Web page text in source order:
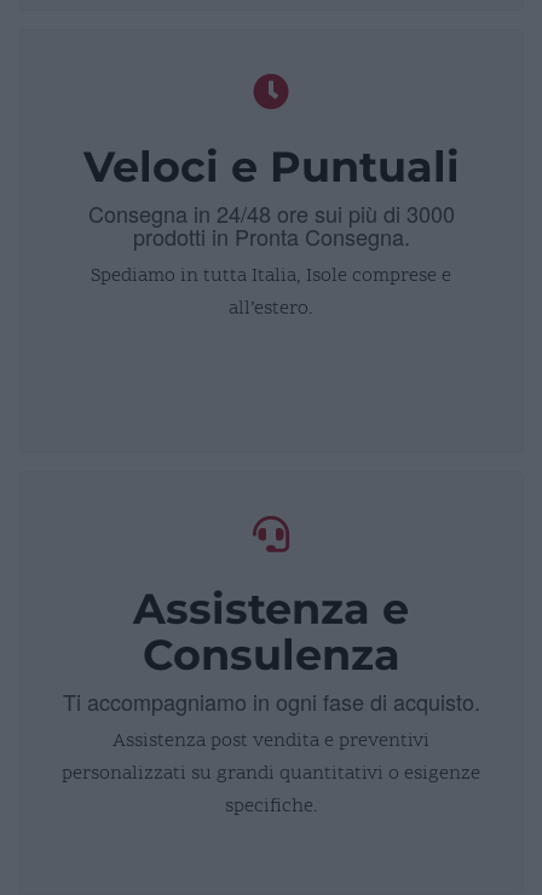
Veloci e Puntuali
Consegna in 24/48 ore sui più di 3000
prodotti in Pronta Consegna.
Spediamo in tutta Italia, Isole comprese e
all’estero.
Assistenza e
Consulenza
Ti accompagniamo in ogni fase di acquisto.
Assistenza post vendita e preventivi
personalizzati su grandi quantitativi o esigenze
specifiche.